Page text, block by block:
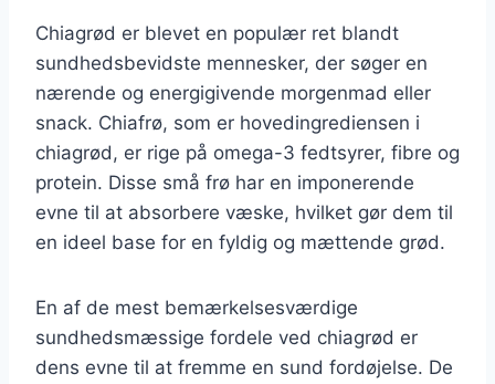
Chiagrød er blevet en populær ret blandt
sundhedsbevidste mennesker, der søger en
nærende og energigivende morgenmad eller
snack. Chiafrø, som er hovedingrediensen i
chiagrød, er rige på omega-3 fedtsyrer, fibre og
protein. Disse små frø har en imponerende
evne til at absorbere væske, hvilket gør dem til
en ideel base for en fyldig og mættende grød.
En af de mest bemærkelsesværdige
sundhedsmæssige fordele ved chiagrød er
dens evne til at fremme en sund fordøjelse. De